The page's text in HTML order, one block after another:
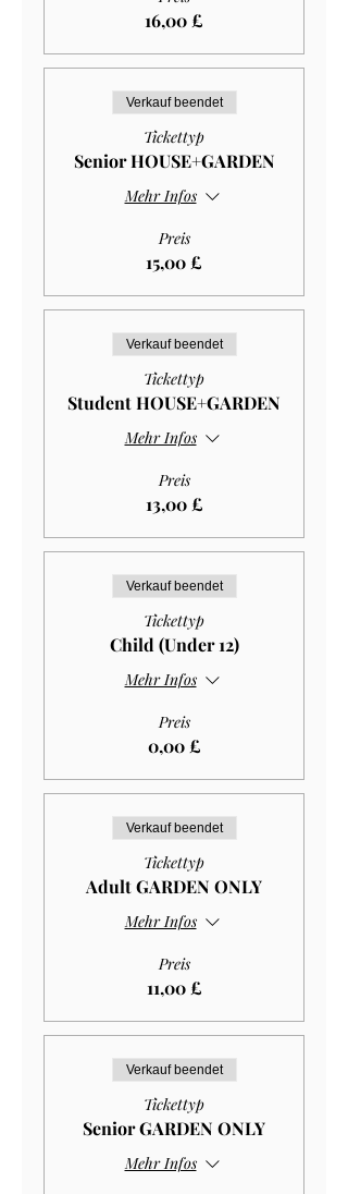
16,00 £
Verkauf beendet
Tickettyp
Senior HOUSE+GARDEN
Mehr Infos
Preis
15,00 £
Verkauf beendet
Tickettyp
Student HOUSE+GARDEN
Mehr Infos
Preis
13,00 £
Verkauf beendet
Tickettyp
Child (Under 12)
Mehr Infos
Preis
0,00 £
Verkauf beendet
Tickettyp
Adult GARDEN ONLY
Mehr Infos
Preis
11,00 £
Verkauf beendet
Tickettyp
Senior GARDEN ONLY
Mehr Infos